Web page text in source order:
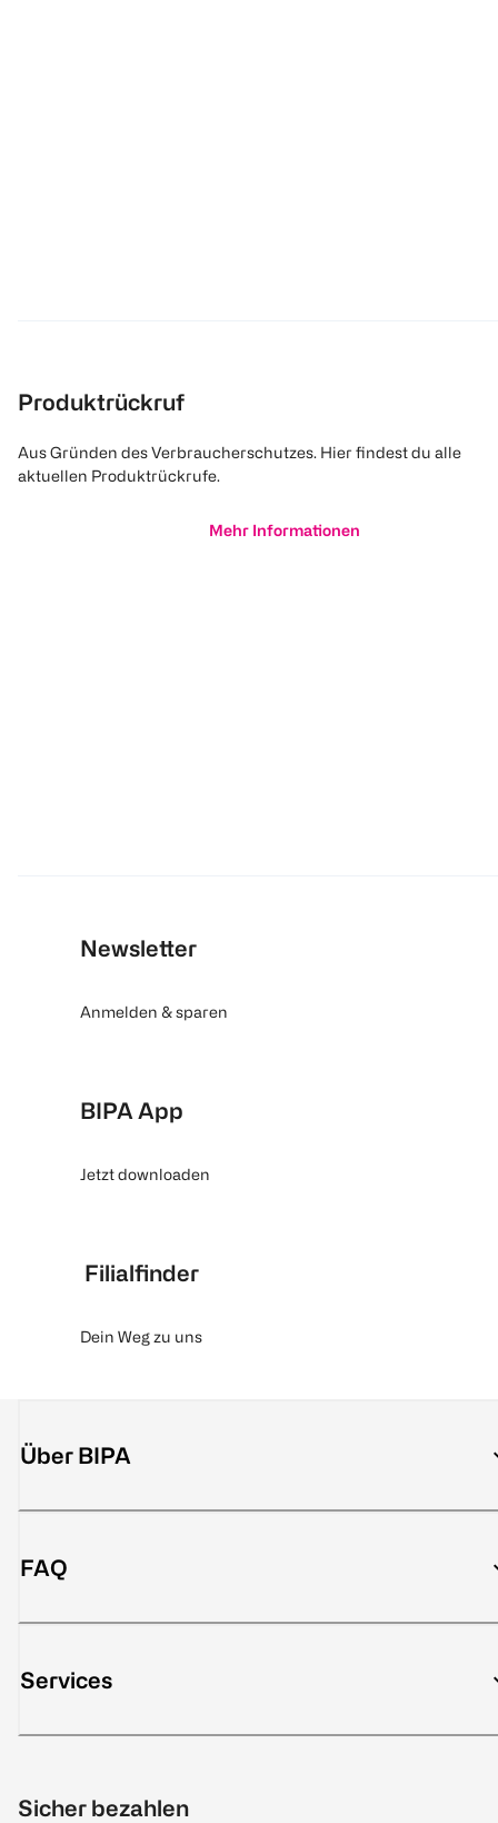
Produktrückruf
Aus Gründen des Verbraucherschutzes. Hier findest du alle
aktuellen Produktrückrufe.
Mehr Informationen
Newsletter
Anmelden & sparen
BIPA App
Jetzt downloaden
Filialfinder
Dein Weg zu uns
Über BIPA
FAQ
Services
Sicher bezahlen